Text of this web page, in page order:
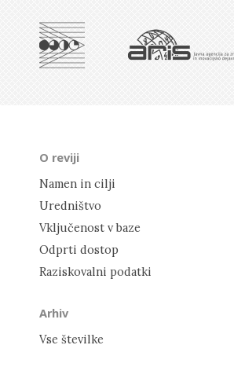
O reviji
Namen in cilji
Uredništvo
Vključenost v baze
Odprti dostop
Raziskovalni podatki
Arhiv
Vse številke